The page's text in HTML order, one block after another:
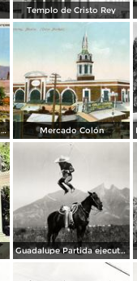
Templo de Cristo Rey
Obispado y Cerro de la Silla Mercado Colón
Guadalupe Partida ejecutando una charrería con lazo